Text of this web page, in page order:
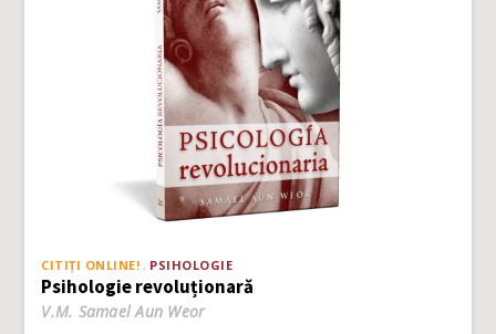
CITIȚI ONLINE! PSIHOLOGIE
Psihologie revoluționară
V.M. Samael Aun Weor